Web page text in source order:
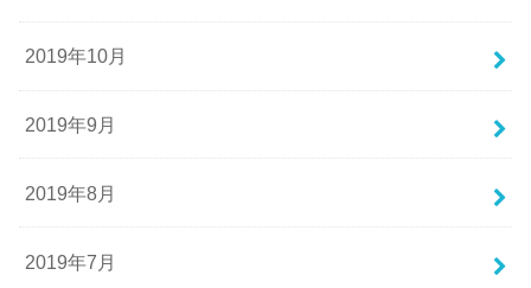
2019年10月
2019年9月
2019年8月
2019年7月